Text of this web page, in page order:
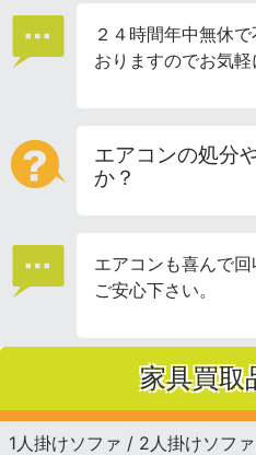
２４時間年中無休
おりますのでお気軽
エアコンの処分
か？
エアコンも喜んで
ご安心下さい。
家具買取
1人掛けソファ / 2人掛けソフ